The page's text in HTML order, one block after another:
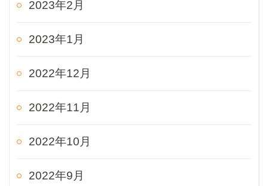
2023年2月
2023年1月
2022年12月
2022年11月
2022年10月
2022年9月